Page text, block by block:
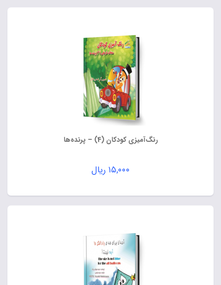
رنگ‌آمیزی کودکان (4) – پرنده‌ها
۱۵,۰۰۰ ریال